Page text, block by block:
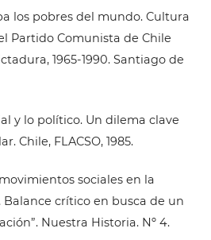
los pobres del mundo. Cultura
Partido Comunista de Chile
1965-1990. Santiago de
y lo político. Un dilema clave
Chile, FLACSO, 1985.
sociales en la
Balance crítico en busca de un
Nuestra Historia. Nº 4.